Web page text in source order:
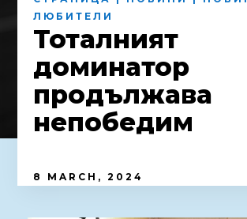
ЛЮБИТЕЛИ
Тоталният
доминатор
продължава
непобедим
8 MARCH, 2024